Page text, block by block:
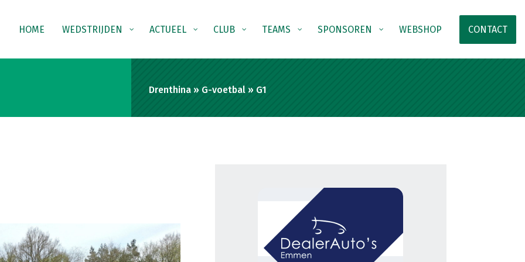
HOME WEDSTRIJDEN ACTUEEL CLUB TEAMS SPONSOREN WEBSHOP CONTACT
Drenthina » G-voetbal » G1